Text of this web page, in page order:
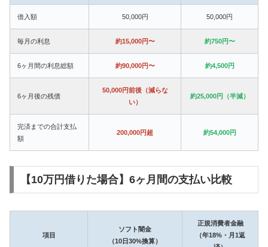
借入額 50,000円 50,000円
毎月の利息 約15,000円〜 約750円〜
6ヶ月間の利息総額 約90,000円〜 約4,500円
6ヶ月後の残債
50,000円前後（減らな
い）
約25,000円（半減）
完済までの合計支払
額
200,000円超 約54,000円
【10万円借りた場合】6ヶ月間の支払い比較
項目
ソフト闇金
（10日30%換算）
正規消費者金融
（年18%・月1返